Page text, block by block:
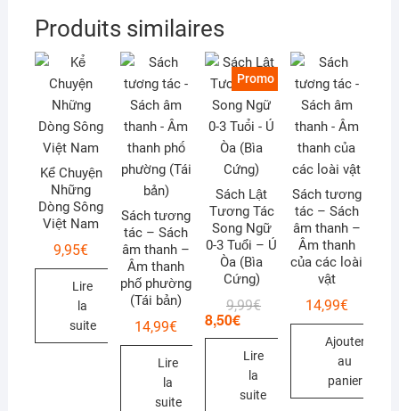
Produits similaires
Kể Chuyện
Những
Dòng Sông
Việt Nam
9,95€
Lire
la
suite
Sách tương
tác – Sách
âm thanh –
Âm thanh
phố phường
(Tái bản)
14,99€
Lire
la
suite
Promo !
Sách Lật
Tương Tác
Song Ngữ
0-3 Tuổi – Ú
Òa (Bìa
Cứng)
9,99€Le
était :
9,99€.
8,50€
Le
est :
8,50€.
Lire
la
suite
Sách tương
tác – Sách
âm thanh –
Âm thanh
của các loài
vật
14,99€
Ajouter
au
panier